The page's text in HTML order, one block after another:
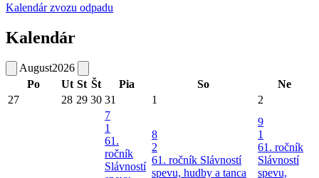
Kalendár zvozu odpadu
Kalendár
August2026
Po
Ut St Št Pia So
Ne
27
28 29 30 31 1 2
7
1
61.
ročník
Slávností
8
2
61. ročník Slávností
spevu, hudby a tanca
9
1
61. ročník
Slávností
spevu,